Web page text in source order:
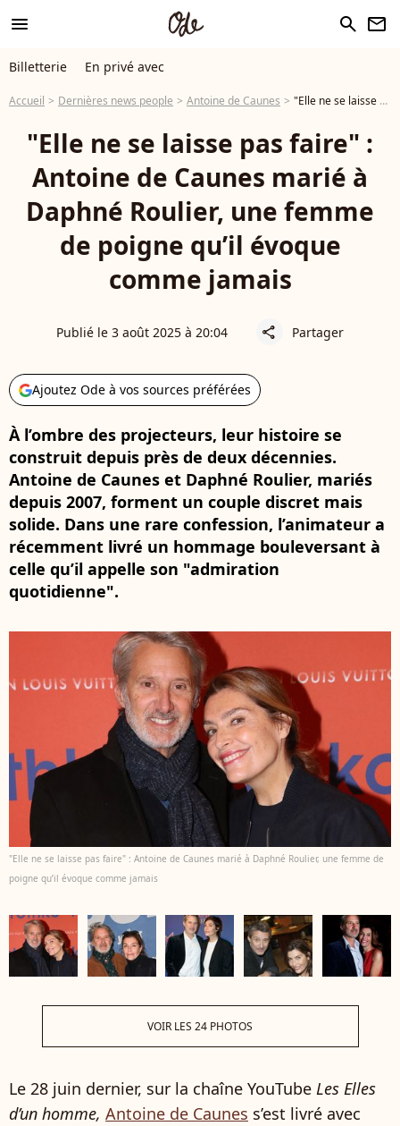
menu search newsletter
Billetterie En privé avec
Accueil Dernières news people Antoine de Caunes "Elle ne se laisse pas faire" : Antoine de Caunes marié à Daphné Roulier, une femme de poigne qu’il évoque comme jamais
"Elle ne se laisse pas faire" :
Antoine de Caunes marié à
Daphné Roulier, une femme
de poigne qu’il évoque
comme jamais
Publié le 3 août 2025 à 20:04 share Partager
Ajoutez Ode à vos sources préférées
À l’ombre des projecteurs, leur histoire se
construit depuis près de deux décennies.
Antoine de Caunes et Daphné Roulier, mariés
depuis 2007, forment un couple discret mais
solide. Dans une rare confession, l’animateur a
récemment livré un hommage bouleversant à
celle qu’il appelle son "admiration
quotidienne".
"Elle ne se laisse pas faire" : Antoine de Caunes marié à Daphné Roulier, une femme de
poigne qu’il évoque comme jamais
VOIR LES 24 PHOTOS
Le 28 juin dernier, sur la chaîne YouTube Les Elles
d’un homme, Antoine de Caunes s’est livré avec